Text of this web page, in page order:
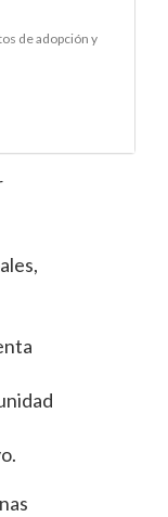
de adopción y